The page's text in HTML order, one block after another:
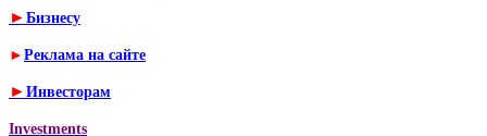
► Бизнесу
► Реклама на сайте
► Инвесторам
Investments